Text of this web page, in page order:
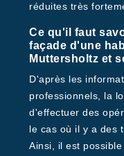
réduites très
Ce qu'il faut
façade d'une
Muttersholtz et
D'après les
professionnels, la
d'effectuer des
le cas où il y a des
Ainsi, il est